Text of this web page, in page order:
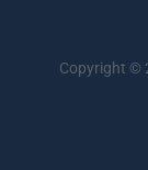
Copyright ©